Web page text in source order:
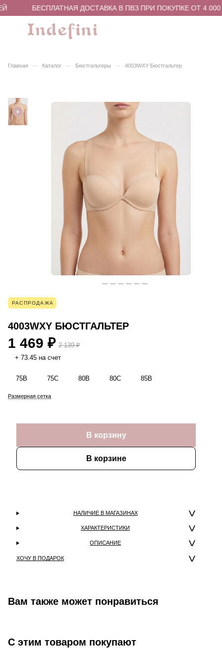
БЕСПЛАТНАЯ ДОСТАВКА В ПВЗ ПРИ ПОКУПКЕ ОТ 4 000
Главная – Каталог – Бюстгальтеры – 4003WXY Бюстгальтер
РАСПРОДАЖА
4003WXY БЮСТГАЛЬТЕР
1 469 ₽ 2 139 ₽
+ 73.45 на счет
75B 75C 80B 80C 85B
Размерная сетка
В корзину
В корзине
НАЛИЧИЕ В МАГАЗИНАХ
ХАРАКТЕРИСТИКИ
ОПИСАНИЕ
ХОЧУ В ПОДАРОК
Вам также может понравиться
С этим товаром покупают